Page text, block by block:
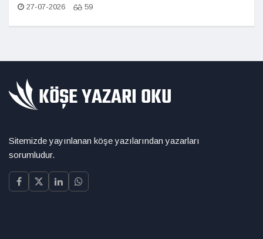
27-07-2026 59
Sitemizde yayınlanan köşe yazılarından yazarları
sorumludur.